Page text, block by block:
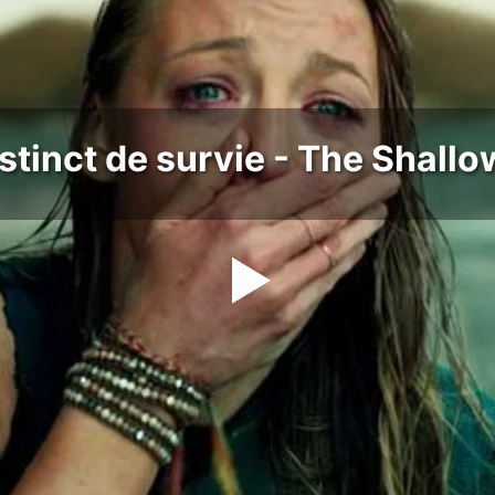
de survie - The